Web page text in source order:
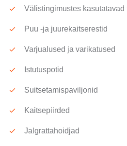
Välistingimustes kasutatavad
Puu -ja juurekaitserestid
Varjualused ja varikatused
Istutuspotid
Suitsetamispaviljonid
Kaitsepiirded
Jalgrattahoidjad